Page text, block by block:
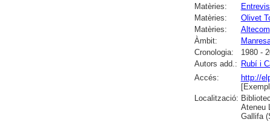
Matèries:
Matèries:
Olivet
Matèries:
Altecom
Àmbit:
Cronologia:
1980 -
Autors add.: Rubí i
Accés:
http://
Localització:
Ateneu
Gallifa